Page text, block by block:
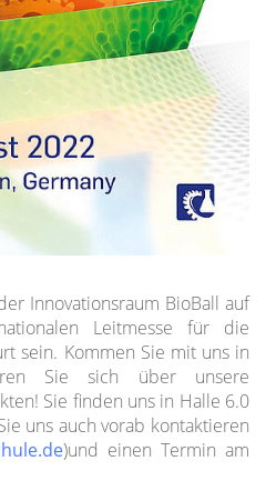
Innovationsraum BioBall auf
Leitmesse für die
sein. Kommen Sie mit uns in
Sie sich über unsere
Sie finden uns in Halle 6.0
uns auch vorab kontaktieren
)und einen Termin am